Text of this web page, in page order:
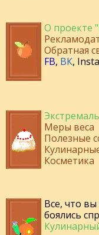
О проекте
Обратная
FB, ВК,
Меры веса
Полезные
Косметика
Все, что
боялись